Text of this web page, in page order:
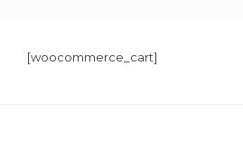
[woocommerce_cart]